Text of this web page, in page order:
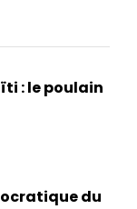
: le poulain
du